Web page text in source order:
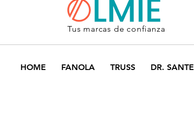
Tus marcas de confianza
HOME FANOLA TRUSS DR. SANTE